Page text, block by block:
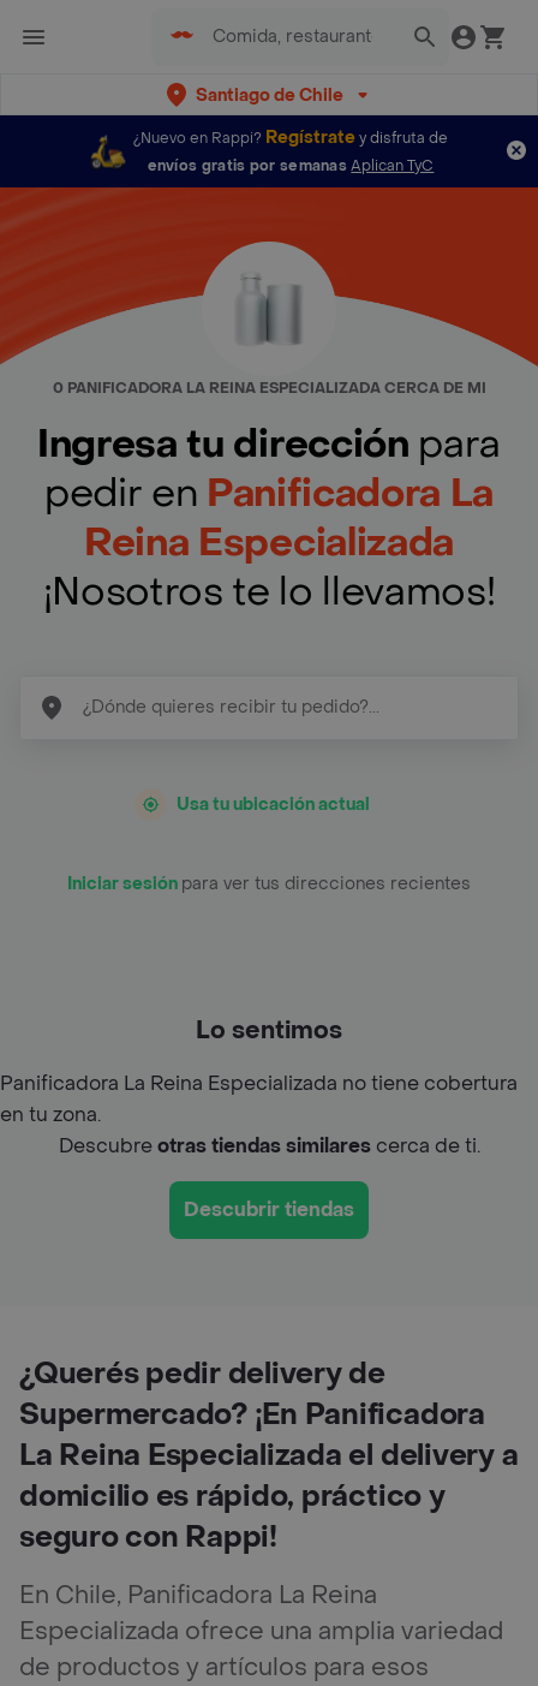
Santiago de Chile
¿Nuevo en Rappi? Regístratey disfruta de
envíos gratis por semanas Aplican TyC
0 PANIFICADORA LA REINA ESPECIALIZADA CERCA DE MI
Ingresa tu dirección para
pedir en Panificadora La
Reina Especializada
¡Nosotros te lo llevamos!
Usa tu ubicación actual
Iniciar sesión para ver tus direcciones recientes
Lo sentimos
Panificadora La Reina Especializada no tiene cobertura
en tu zona.
Descubreotras tiendas similarescerca de ti.
Descubrir tiendas
¿Querés pedir delivery de
Supermercado? ¡En Panificadora
La Reina Especializada el delivery a
domicilio es rápido, práctico y
seguro con Rappi!
En Chile, Panificadora La Reina
Especializada ofrece una amplia variedad
de productos y artículos para esos